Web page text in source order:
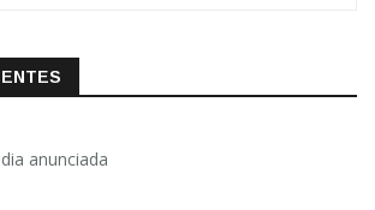
anunciada